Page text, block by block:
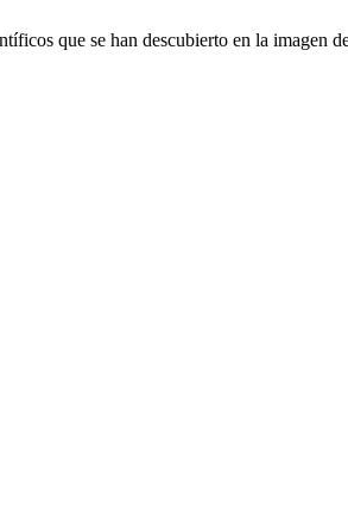
que se han descubierto en la imagen